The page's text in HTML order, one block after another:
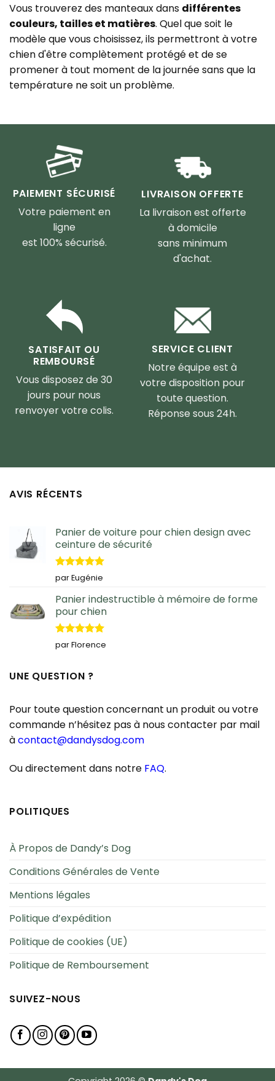
Vous trouverez des manteaux dans différentes
couleurs, tailles et matières. Quel que soit le
modèle que vous choisissez, ils permettront à votre
chien d'être complètement protégé et de se
promener à tout moment de la journée sans que la
température ne soit un problème.
PAIEMENT SÉCURISÉ
Votre paiement en
ligne
est 100% sécurisé.
LIVRAISON OFFERTE
La livraison est offerte
à domicile
sans minimum
d'achat.
SATISFAIT OU
REMBOURSÉ
Vous disposez de 30
jours pour nous
renvoyer votre colis.
SERVICE CLIENT
Notre équipe est à
votre disposition pour
toute question.
Réponse sous 24h.
AVIS RÉCENTS
Panier de voiture pour chien design avec
ceinture de sécurité
Note5sur
5
par Eugénie
Panier indestructible à mémoire de forme
pour chien
Note5sur
5
par Florence
UNE QUESTION ?
Pour toute question concernant un produit ou votre
commande n’hésitez pas à nous contacter par mail
àcontact@dandysdog.com
Ou directement dans notre FAQ.
POLITIQUES
À Propos de Dandy’s Dog
Conditions Générales de Vente
Mentions légales
Politique d’expédition
Politique de cookies (UE)
Politique de Remboursement
SUIVEZ-NOUS